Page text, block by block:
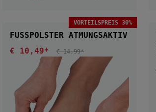
IN DEN WARENKORB
VORTEILSPREIS 30%
FUSSPOLSTER ATMUNGSAKTIV
Verkaufspreis:
€ 10,49* REGULÄRER PREIS:
€ 14,99*